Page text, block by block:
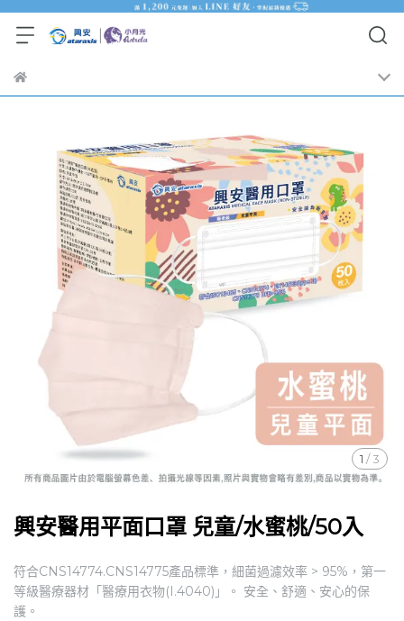
1 / 3
興安醫用平面口罩 兒童/水蜜桃/50入
符合CNS14774.CNS14775產品標準，細菌過濾效率 > 95%，第一
等級醫療器材「醫療用衣物(I.4040)」。 安全、舒適、安心的保
護。